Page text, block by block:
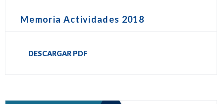
Memoria Actividades 2018
DESCARGAR PDF